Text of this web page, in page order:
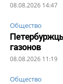
08.08.2026 14:47
Общество
газонов
08.08.2026 11:19
Общество